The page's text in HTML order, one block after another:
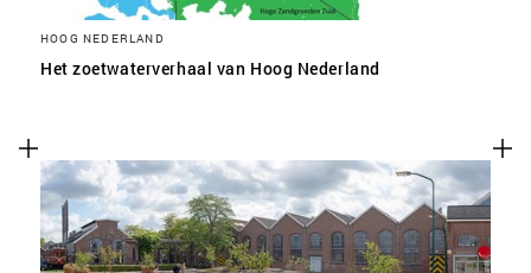
HOOG NEDERLAND
Het zoetwaterverhaal van Hoog Nederland